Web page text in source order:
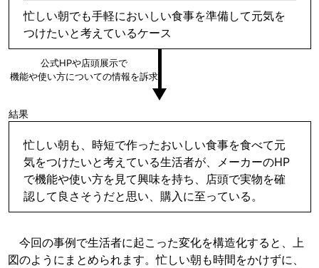
忙しい朝でも手軽においしい食事を準備して元気を
つけたいと考えているケース
公式HPや店頭展示で
機能や使い方についての情報を訴求
結果
忙しい朝も、時短で作ったおいしい食事を食べて元
気をつけたいと考えている生活者が、メーカーのHP
で機能や使い方を見て興味を持ち、店頭で実物を確
認して良さそうだと思い、購入に至っている。
今回の事例で生活者に起こった変化を構造化すると、上
図のようにまとめられます。忙しい朝も時間をかけずに、